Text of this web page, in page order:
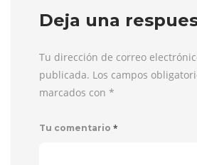
Deja una
Tu dirección de correo
publicada. Los campos
marcados con *
Tu comentario *